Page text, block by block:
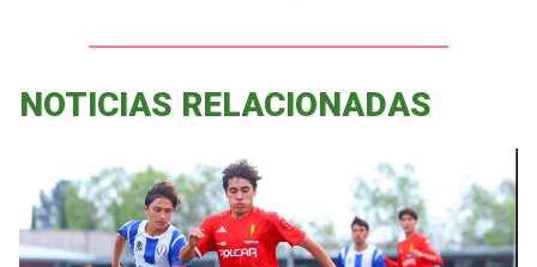
NOTICIAS RELACIONADAS